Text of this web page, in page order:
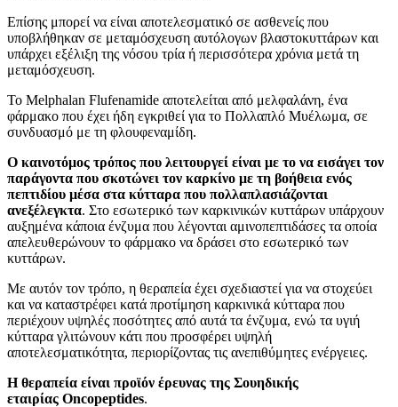
Επίσης μπορεί να είναι αποτελεσματικό σε ασθενείς που
υποβλήθηκαν σε μεταμόσχευση αυτόλογων βλαστοκυττάρων και
υπάρχει εξέλιξη της νόσου τρία ή περισσότερα χρόνια μετά τη
μεταμόσχευση.
Το Melphalan Flufenamide αποτελείται από μελφαλάνη, ένα
φάρμακο που έχει ήδη εγκριθεί για το Πολλαπλό Μυέλωμα, σε
συνδυασμό με τη φλουφεναμίδη.
Ο καινοτόμος τρόπος που λειτουργεί είναι με το να εισάγει τον
παράγοντα που σκοτώνει τον καρκίνο με τη βοήθεια ενός
πεπτιδίου μέσα στα κύτταρα που πολλαπλασιάζονται
ανεξέλεγκτα. Στο εσωτερικό των καρκινικών κυττάρων υπάρχουν
αυξημένα κάποια ένζυμα που λέγονται αμινοπεπτιδάσες τα οποία
απελευθερώνουν το φάρμακο να δράσει στο εσωτερικό των
κυττάρων.
Με αυτόν τον τρόπο, η θεραπεία έχει σχεδιαστεί για να στοχεύει
και να καταστρέφει κατά προτίμηση καρκινικά κύτταρα που
περιέχουν υψηλές ποσότητες από αυτά τα ένζυμα, ενώ τα υγιή
κύτταρα γλιτώνουν κάτι που προσφέρει υψηλή
αποτελεσματικότητα, περιορίζοντας τις ανεπιθύμητες ενέργειες.
Η θεραπεία είναι προϊόν έρευνας της Σουηδικής
εταιρίας Oncopeptides.